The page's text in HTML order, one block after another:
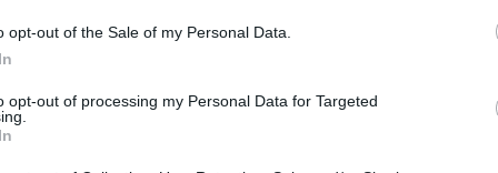
opt-out of the Sale of my Personal Data.
opt-out of processing my Personal Data for Targeted
Nyderlanduose apgynė čempionų vardą